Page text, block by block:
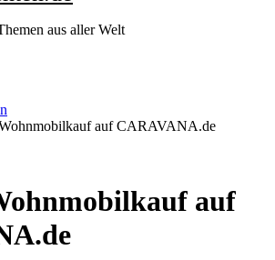
aus aller Welt
auf CARAVANA.de
auf